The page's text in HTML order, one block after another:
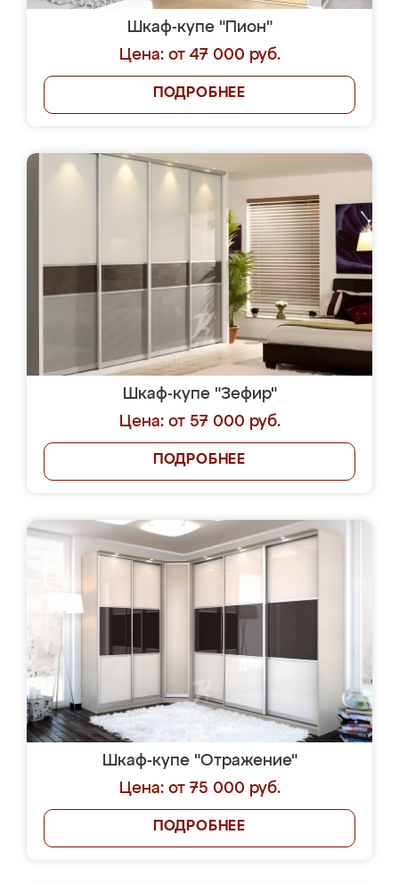
Шкаф-купе "Пион"
Цена: от 47 000 руб.
ПОДРОБНЕЕ
Шкаф-купе "Зефир"
Цена: от 57 000 руб.
ПОДРОБНЕЕ
Шкаф-купе "Отражение"
Цена: от 75 000 руб.
ПОДРОБНЕЕ